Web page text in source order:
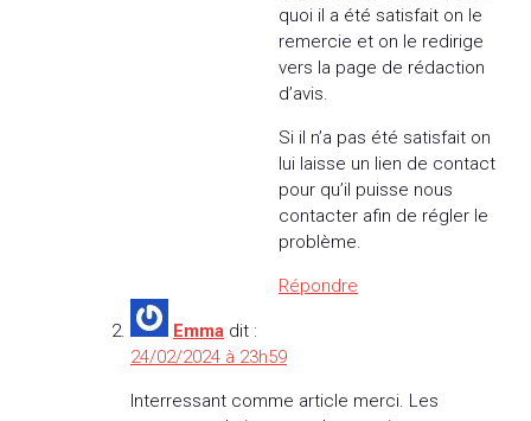
quoi il a été satisfait on le
remercie et on le redirige
vers la page de rédaction
d’avis.
Si il n’a pas été satisfait on
lui laisse un lien de contact
pour qu’il puisse nous
contacter afin de régler le
problème.
Répondre
Emma dit :
24/02/2024 à 23h59
Interressant comme article merci. Les